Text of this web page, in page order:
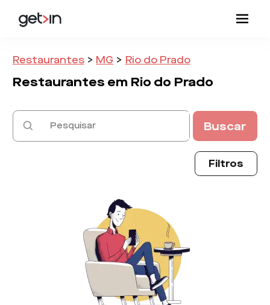
Restaurantes > MG > Rio do Prado
Restaurantes em Rio do Prado
Buscar
Filtros